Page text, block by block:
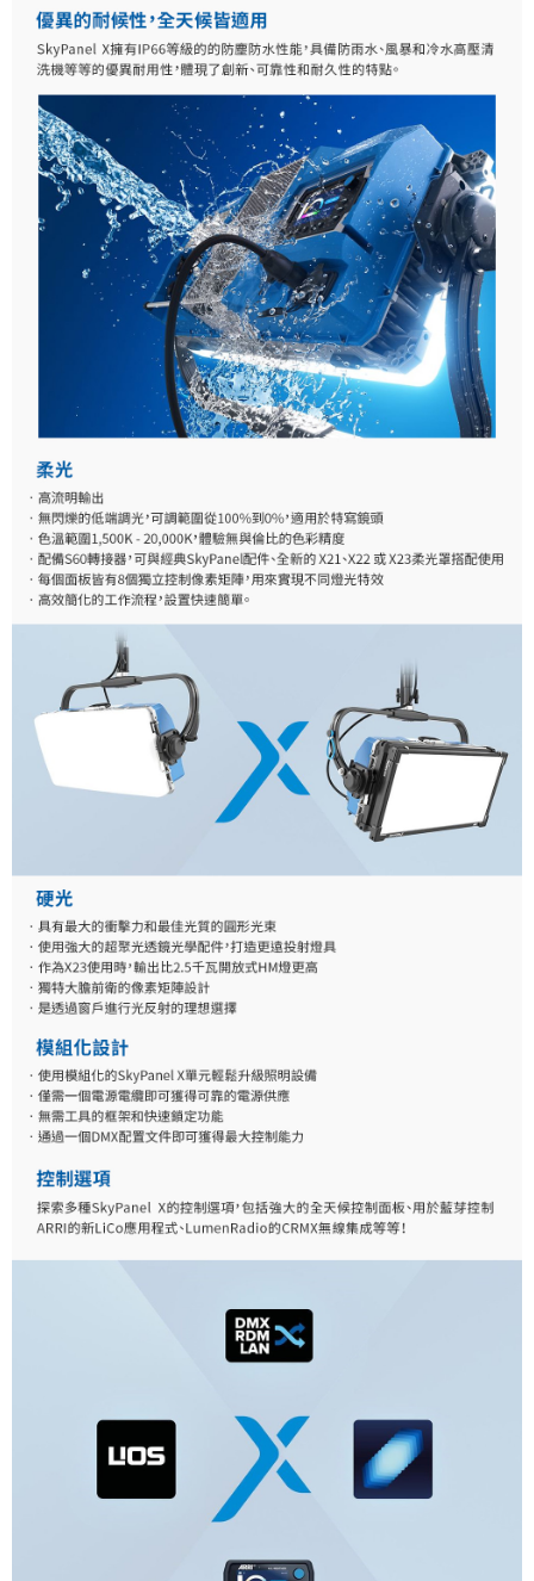
任。
４．使用「AFTEE先享後付」時，將依據個別帳號之用戶狀況，依本公司即
時審查核予不同之上限額度；若仍有額度不足之情形，本公司將視審查結果
５．嚴禁一人註冊多個帳號或使用他人資訊註冊。若發現惡意使用之情形，
恩沛科技股份有限公司將有權停止該用戶之使用額度並採取法律行動。